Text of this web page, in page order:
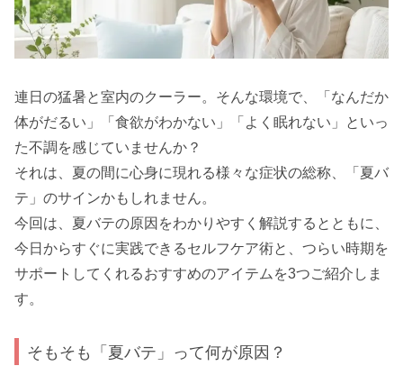
連日の猛暑と室内のクーラー。そんな環境で、「なんだか
体がだるい」「食欲がわかない」「よく眠れない」といっ
た不調を感じていませんか？
それは、夏の間に心身に現れる様々な症状の総称、「夏バ
テ」のサインかもしれません。
今回は、夏バテの原因をわかりやすく解説するとともに、
今日からすぐに実践できるセルフケア術と、つらい時期を
サポートしてくれるおすすめのアイテムを3つご紹介しま
す。
そもそも「夏バテ」って何が原因？